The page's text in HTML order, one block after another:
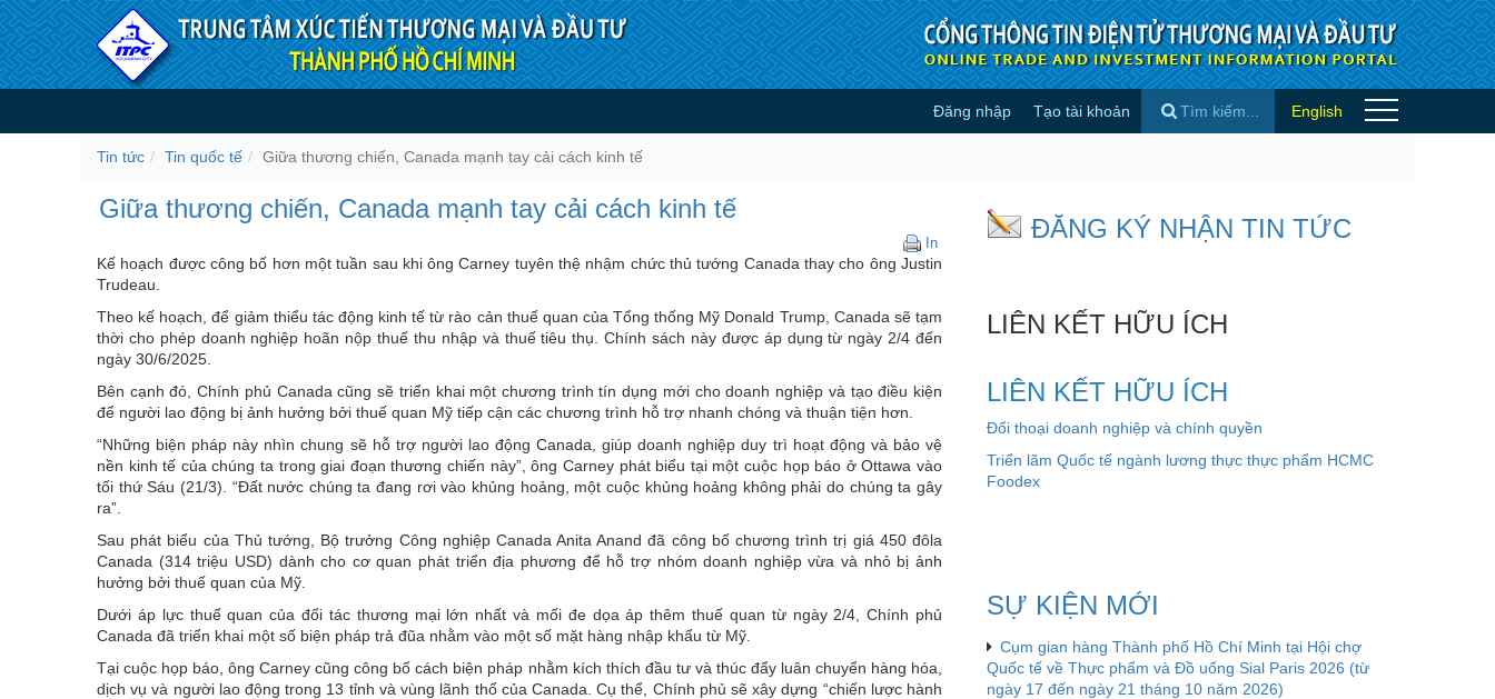
Truy cập nội dung luôn
Giữa thương chiến, Canada mạnh tay cải cách kinh tế - Tin quốc tế
Đăng nhập Tạo tài khoản English
Tin tức Tin quốc tế Giữa thương chiến, Canada mạnh tay cải cách kinh tế
Giữa thương chiến, Canada mạnh tay cải cách kinh tế
InGiữa
thương
mạnh
tay
kinh
Kế hoạch được công bố hơn một tuần sau khi ông Carney tuyên thệ nhậm chức thủ tướng Canada thay cho ông Justin
Trudeau.
Theo kế hoạch, để giảm thiểu tác động kinh tế từ rào cản thuế quan của Tổng thống Mỹ Donald Trump, Canada sẽ tạm
thời cho phép doanh nghiệp hoãn nộp thuế thu nhập và thuế tiêu thụ. Chính sách này được áp dụng từ ngày 2/4 đến
ngày 30/6/2025.
Bên cạnh đó, Chính phủ Canada cũng sẽ triển khai một chương trình tín dụng mới cho doanh nghiệp và tạo điều kiện
để người lao động bị ảnh hưởng bởi thuế quan Mỹ tiếp cận các chương trình hỗ trợ nhanh chóng và thuận tiện hơn.
“Những biện pháp này nhìn chung sẽ hỗ trợ người lao động Canada, giúp doanh nghiệp duy trì hoạt động và bảo vệ
nền kinh tế của chúng ta trong giai đoạn thương chiến này”, ông Carney phát biểu tại một cuộc họp báo ở Ottawa vào
tối thứ Sáu (21/3). “Đất nước chúng ta đang rơi vào khủng hoảng, một cuộc khủng hoảng không phải do chúng ta gây
ra”.
Sau phát biểu của Thủ tướng, Bộ trưởng Công nghiệp Canada Anita Anand đã công bố chương trình trị giá 450 đôla
Canada (314 triệu USD) dành cho cơ quan phát triển địa phương để hỗ trợ nhóm doanh nghiệp vừa và nhỏ bị ảnh
hưởng bởi thuế quan của Mỹ.
Dưới áp lực thuế quan của đối tác thương mại lớn nhất và mối đe dọa áp thêm thuế quan từ ngày 2/4, Chính phủ
Canada đã triển khai một số biện pháp trả đũa nhằm vào một số mặt hàng nhập khẩu từ Mỹ.
Tại cuộc họp báo, ông Carney cũng công bố cách biện pháp nhằm kích thích đầu tư và thúc đẩy luân chuyển hàng hóa,
dịch vụ và người lao động trong 13 tỉnh và vùng lãnh thổ của Canada. Cụ thể, Chính phủ sẽ xây dựng “chiến lược hành
ĐĂNG KÝ NHẬN TIN TỨC
LIÊN KẾT HỮU ÍCH
LIÊN KẾT HỮU ÍCH
Đối thoại doanh nghiệp và chính quyền
Triển lãm Quốc tế ngành lương thực thực phẩm HCMC
Foodex
SỰ KIỆN MỚI
Cụm gian hàng Thành phố Hồ Chí Minh tại Hội chợ
Quốc tế về Thực phẩm và Đồ uống Sial Paris 2026 (từ
ngày 17 đến ngày 21 tháng 10 năm 2026)